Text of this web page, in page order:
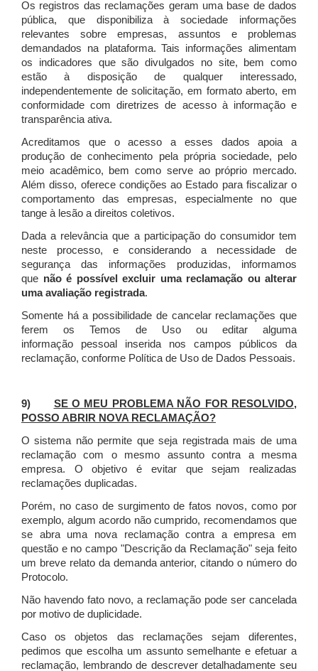
Os registros das reclamações geram uma base de dados
pública, que disponibiliza à sociedade informações
relevantes sobre empresas, assuntos e problemas
demandados na plataforma. Tais informações alimentam
os indicadores que são divulgados no site, bem como
estão à disposição de qualquer interessado,
independentemente de solicitação, em formato aberto, em
conformidade com diretrizes de acesso à informação e
transparência ativa.
Acreditamos que o acesso a esses dados apoia a
produção de conhecimento pela própria sociedade, pelo
meio acadêmico, bem como serve ao próprio mercado.
Além disso, oferece condições ao Estado para fiscalizar o
comportamento das empresas, especialmente no que
tange à lesão a direitos coletivos.
Dada a relevância que a participação do consumidor tem
neste processo, e considerando a necessidade de
segurança das informações produzidas, informamos
que não é possível excluir uma reclamação ou alterar
uma avaliação registrada.
Somente há a possibilidade de cancelar reclamações que
ferem os Temos de Uso ou editar alguma
informação pessoal inserida nos campos públicos da
reclamação, conforme Política de Uso de Dados Pessoais.
9) SE O MEU PROBLEMA NÃO FOR RESOLVIDO,
POSSO ABRIR NOVA RECLAMAÇÃO?
O sistema não permite que seja registrada mais de uma
reclamação com o mesmo assunto contra a mesma
empresa. O objetivo é evitar que sejam realizadas
reclamações duplicadas.
Porém, no caso de surgimento de fatos novos, como por
exemplo, algum acordo não cumprido, recomendamos que
se abra uma nova reclamação contra a empresa em
questão e no campo "Descrição da Reclamação" seja feito
um breve relato da demanda anterior, citando o número do
Protocolo.
Não havendo fato novo, a reclamação pode ser cancelada
por motivo de duplicidade.
Caso os objetos das reclamações sejam diferentes,
pedimos que escolha um assunto semelhante e efetuar a
reclamação, lembrando de descrever detalhadamente seu